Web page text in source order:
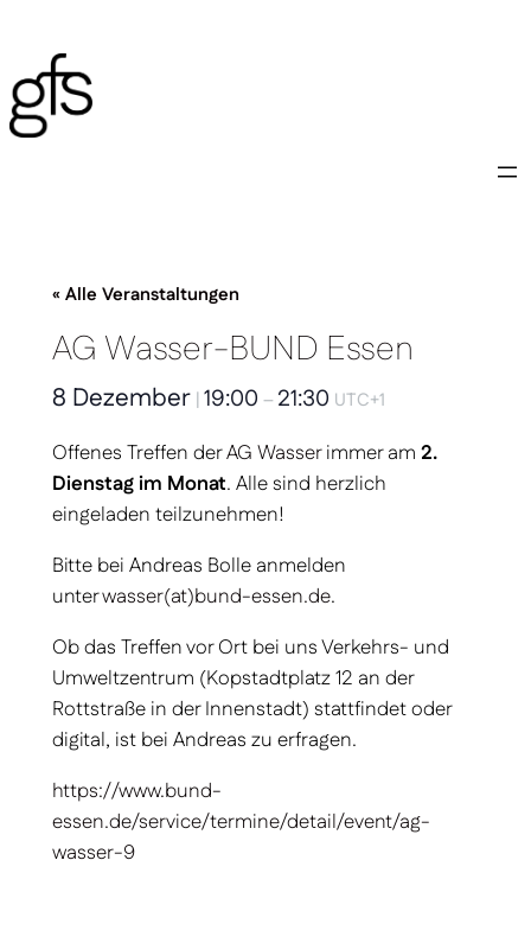
« Alle Veranstaltungen
AG Wasser-BUND Essen
8 Dezember |19:00 –21:30 UTC+1
Offenes Treffen derAG Wasserimmer am 2.
Dienstag im Monat. Alle sind herzlich
eingeladen teilzunehmen!
Bitte bei Andreas Bolle anmelden
unterwasser(at)bund-essen.de.
Ob das Treffen vor Ort bei uns Verkehrs- und
Umweltzentrum (Kopstadtplatz 12 an der
Rottstraße in der Innenstadt) stattfindet oder
digital, ist bei Andreas zu erfragen.
https://www.bund-
essen.de/service/termine/detail/event/ag-
wasser-9